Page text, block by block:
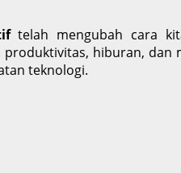
telah mengubah cara
hiburan, dan
teknologi.